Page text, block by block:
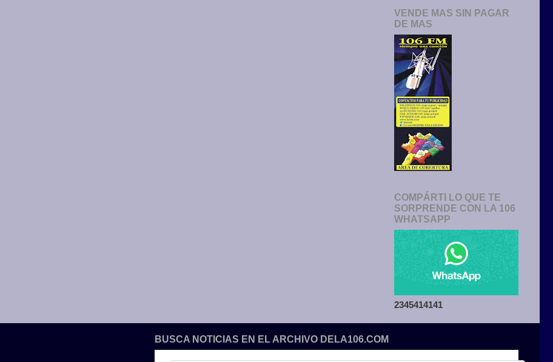
VENDE MAS SIN PAGAR
DE MAS
COMPÁRTI LO QUE TE
SORPRENDE CON LA 106
WHATSAPP
2345414141
BUSCA NOTICIAS EN EL ARCHIVO DELA106.COM